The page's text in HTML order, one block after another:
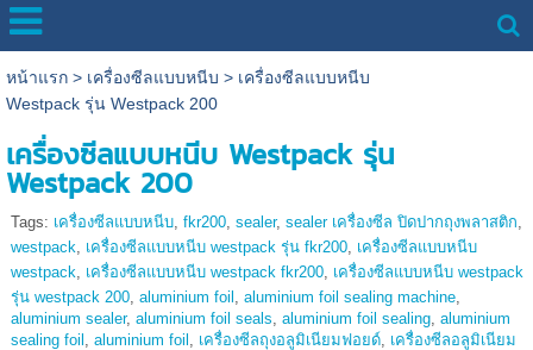
หน้าแรก> เครื่องซีลแบบหนีบ > เครื่องซีลแบบหนีบ
Westpack รุ่น Westpack 200
เครื่องซีลแบบหนีบ Westpack รุ่น
Westpack 200
Tags: เครื่องซีลแบบหนีบ, fkr200, sealer, sealer เครื่องซีล ปิดปากถุงพลาสติก,
westpack, เครื่องซีลแบบหนีบ westpack รุ่น fkr200, เครื่องซีลแบบหนีบ
westpack, เครื่องซีลแบบหนีบ westpack fkr200, เครื่องซีลแบบหนีบ westpack
รุ่น westpack 200, aluminium foil , aluminium foil sealing machine,
aluminium sealer, aluminium foil seals, aluminium foil sealing, aluminium
sealing foil , aluminium foil , เครื่องซีลถุงอลูมิเนียมฟอยด์, เครื่องซีลอลูมิเนียม